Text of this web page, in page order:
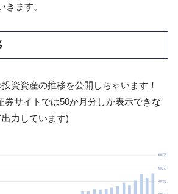
きます。
資資産の推移を公開しちゃいます！
券サイトでは50か月分しか表示できな
力しています)